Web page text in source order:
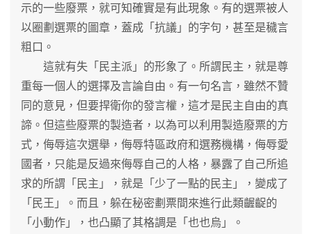
示的一些廢票，就可知確實是有此現象。有的選票被人
以圈劃選票的圖章，蓋成「抗議」的字句，甚至是穢言
粗口。
這就有失「民主派」的形象了。所謂民主，就是尊
重每一個人的選擇及言論自由。有一句名言，雖然不贊
同的意見，但要捍衛你的發言權，這才是民主自由的真
諦。但這些廢票的製造者，以為可以利用製造廢票的方
式，侮辱這次選舉，侮辱特區政府和選務機構，侮辱愛
國者，只能是反過來侮辱自己的人格，暴露了自己所追
求的所謂「民主」，就是「少了一點的民主」，變成了
「民王」。而且，躲在秘密劃票間來進行此類齷齪的
「小動作」，也凸顯了其格調是「也也烏」。